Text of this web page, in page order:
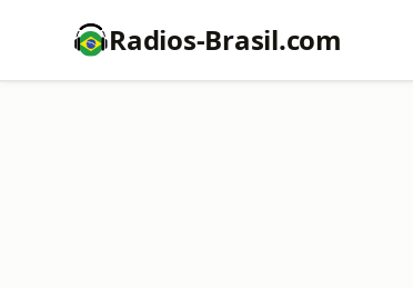
Radios-Brasil.com